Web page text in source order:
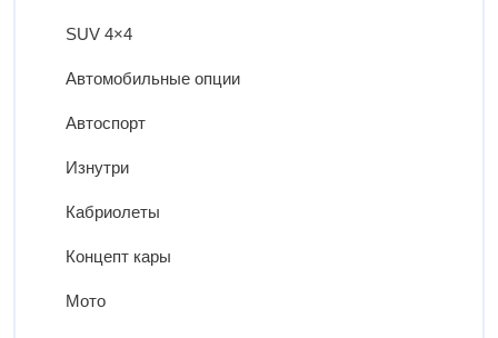
SUV 4×4
Автомобильные опции
Автоспорт
Изнутри
Кабриолеты
Концепт кары
Мото